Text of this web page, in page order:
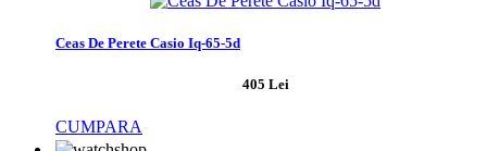
Ceas De Perete Casio Iq-65-5d
405 Lei
CUMPARA